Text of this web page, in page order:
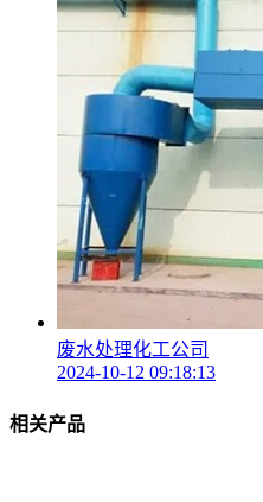
废水处理化工公司
2024-10-12 09:18:13
相关产品